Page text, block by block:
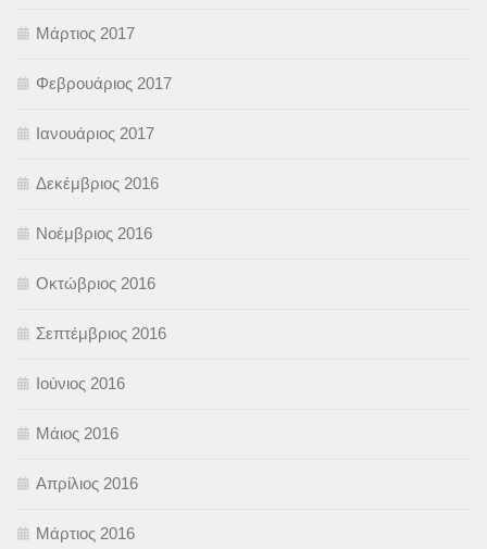
Μάρτιος 2017
Φεβρουάριος 2017
Ιανουάριος 2017
Δεκέμβριος 2016
Νοέμβριος 2016
Οκτώβριος 2016
Σεπτέμβριος 2016
Ιούνιος 2016
Μάιος 2016
Απρίλιος 2016
Μάρτιος 2016